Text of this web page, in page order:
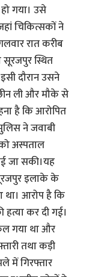
गया। उसे
चिकित्सकों ने
रात करीब
स्थित
दौरान उसने
ली और मौके से
है कि आरोपित
ने जवाबी
अस्पताल
जा सकी।यह
इलाके के
आरोप है कि
कर दी गई।
गया था और
तथा कड़ी
में गिरफ्तार